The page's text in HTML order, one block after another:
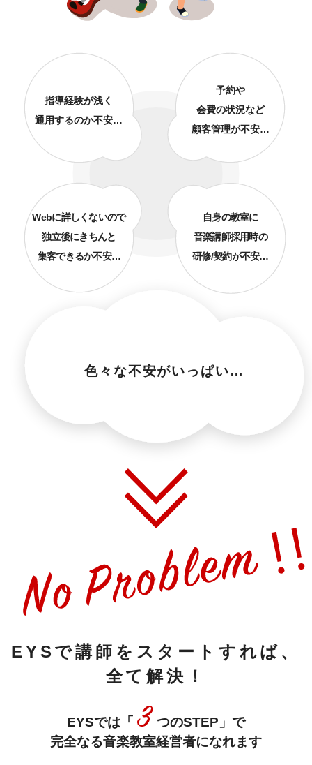
指導経験が浅く
通用するのか不安…
予約や
会費の状況など
顧客管理が不安…
Webに詳しくないので
独立後にきちんと
集客できるか不安…
自身の教室に
音楽講師採用時の
研修/契約が不安…
色々な不安がいっぱい…
EYSで講師をスタートすれば、
全て解決！
EYSでは「
つのSTEP」で
完全なる音楽教室経営者になれます